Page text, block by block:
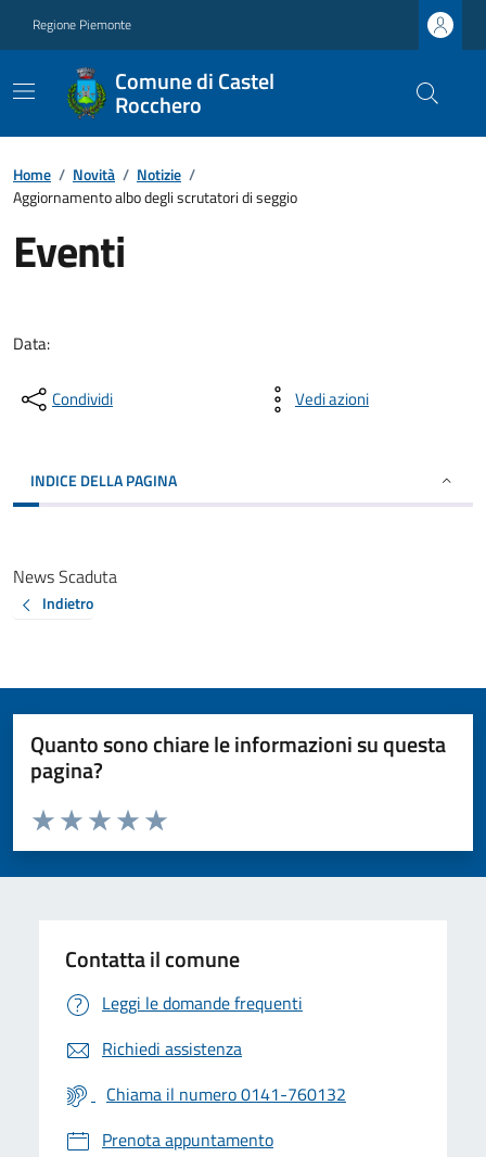
Regione Piemonte
Comune di Castel
Rocchero
Home / Novità / Notizie /
Aggiornamento albo degli scrutatori di seggio
Eventi
Data:
Condividi Vedi azioni
INDICE DELLA PAGINA
News Scaduta
Indietro
Quanto sono chiare le informazioni su questa
pagina?
Valuta da 1 a 5 stelle la pagina
Valuta 5 stelle su 5
Valuta 4 stelle su 5
Valuta 3 stelle su 5
Valuta 2 stelle su 5
Valuta 1 stelle su 5
Contatta il comune
Leggi le domande frequenti
Richiedi assistenza
Chiama il numero 0141-760132
Prenota appuntamento